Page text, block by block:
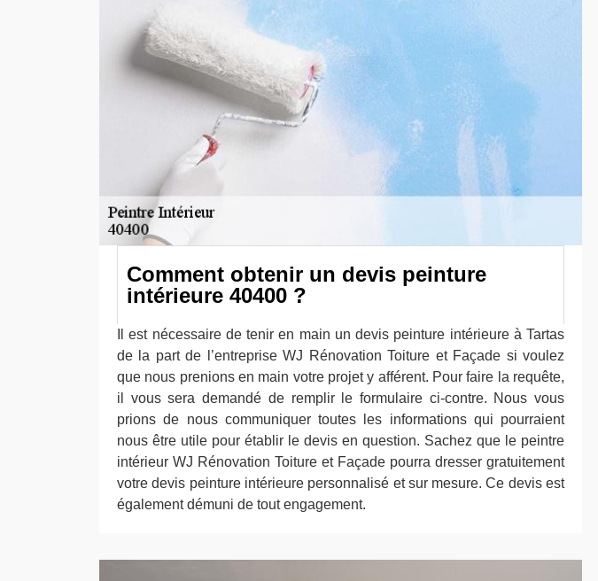
Comment obtenir un devis peinture
intérieure 40400 ?
Il est nécessaire de tenir en main un devis peinture intérieure à Tartas
de la part de l’entreprise WJ Rénovation Toiture et Façade si voulez
que nous prenions en main votre projet y afférent. Pour faire la requête,
il vous sera demandé de remplir le formulaire ci-contre. Nous vous
prions de nous communiquer toutes les informations qui pourraient
nous être utile pour établir le devis en question. Sachez que le peintre
intérieur WJ Rénovation Toiture et Façade pourra dresser gratuitement
votre devis peinture intérieure personnalisé et sur mesure. Ce devis est
également démuni de tout engagement.